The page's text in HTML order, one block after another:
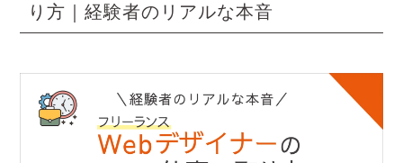
り方｜経験者のリアルな本音